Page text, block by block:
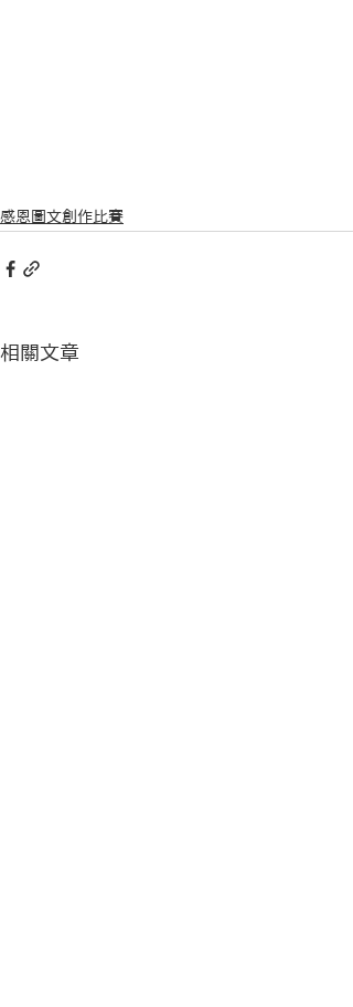
感恩圖文創作比賽
相關文章